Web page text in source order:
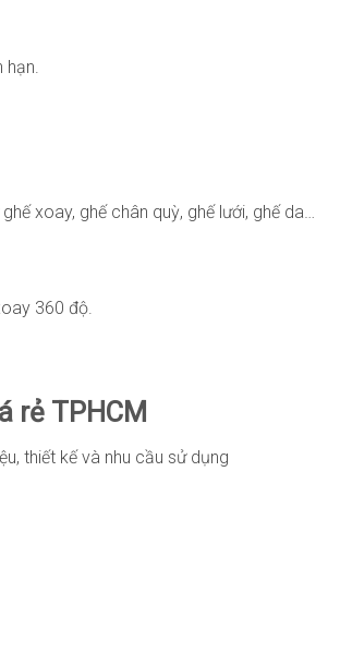
xoay, ghế chân quỳ, ghế lưới, ghế da…
360 độ.
rẻ TPHCM
thiết kế và nhu cầu sử dụng